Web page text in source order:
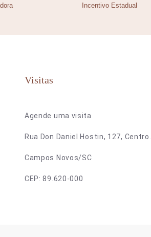
Incentivo Estadual
Visitas
Agende uma visita
Rua Don Daniel Hostin, 127, Centro.
Campos Novos/SC
CEP: 89.620-000